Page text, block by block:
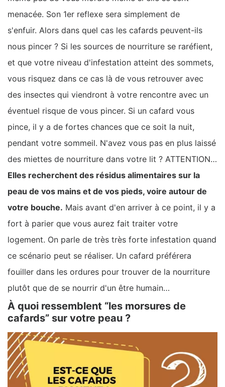
menacée. Son 1er reflexe sera simplement de
s'enfuir. Alors dans quel cas les cafards peuvent-ils
nous pincer ? Si les sources de nourriture se raréfient,
et que votre niveau d'infestation atteint des sommets,
vous risquez dans ce cas là de vous retrouver avec
des insectes qui viendront à votre rencontre avec un
éventuel risque de vous pincer. Si un cafard vous
pince, il y a de fortes chances que ce soit la nuit,
pendant votre sommeil. N'avez vous pas en plus laissé
des miettes de nourriture dans votre lit ? ATTENTION…
Elles recherchent des résidus alimentaires sur la
peau de vos mains et de vos pieds, voire autour de
votre bouche. Mais avant d'en arriver à ce point, il y a
fort à parier que vous aurez fait traiter votre
logement. On parle de très très forte infestation quand
ce scénario peut se réaliser. Un cafard préférera
fouiller dans les ordures pour trouver de la nourriture
plutôt que de se nourrir d'un être humain…
À quoi ressemblent “les morsures de
cafards” sur votre peau ?